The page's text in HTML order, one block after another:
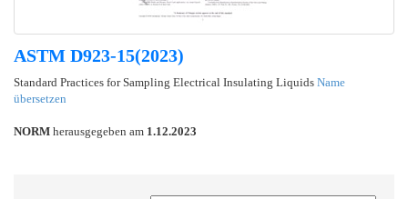
ASTM D923-15(2023)
Standard Practices for Sampling Electrical Insulating Liquids Name
übersetzen
NORM herausgegeben am 1.12.2023